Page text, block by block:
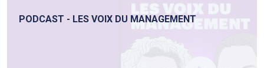
PODCAST - LES VOIX DU MANAGEMENT